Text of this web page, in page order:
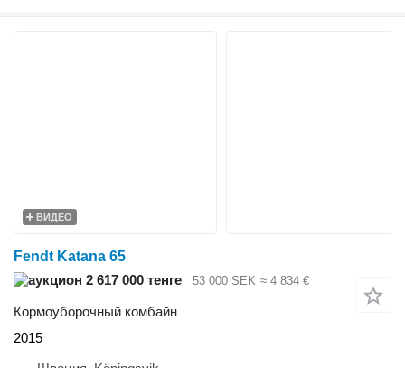
ВИДЕО
Fendt Katana 65
2 617 000 тенге
53 000 SEK ≈ 4 834 €
Кормоуборочный комбайн
2015